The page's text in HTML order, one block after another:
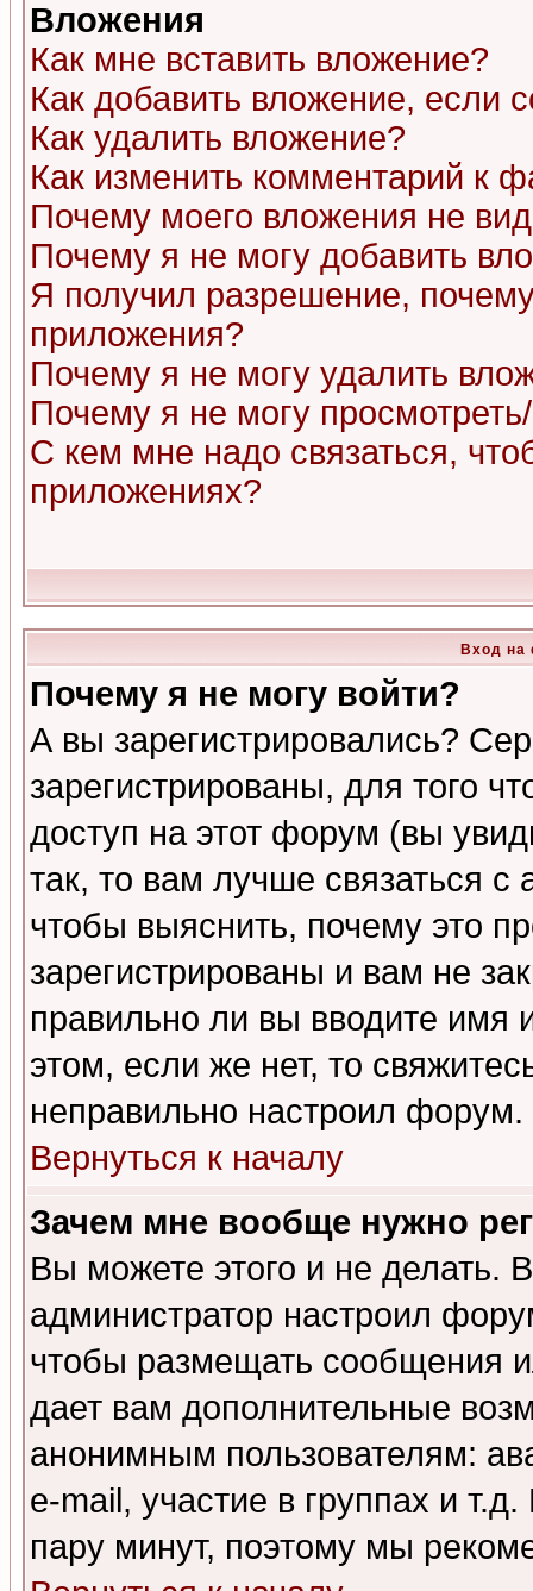
Вложения
Как мне вставить вложение?
Как добавить вложение, если
Как удалить вложение?
Как изменить комментарий к
Почему моего вложения не
Почему я не могу добавить
Я получил разрешение,
приложения?
Почему я не могу удалить
Почему я не могу
С кем мне надо связаться,
приложениях?
Вход на
Почему я не могу войти?
А вы зарегистрировались?
зарегистрированы, для того
доступ на этот форум (вы
так, то вам лучше связаться
чтобы выяснить, почему это
зарегистрированы и вам не
правильно ли вы вводите
этом, если же нет, то
неправильно настроил форум.
Вернуться к началу
Зачем мне вообще нужно
Вы можете этого и не делать.
администратор настроил
чтобы размещать сообщения
дает вам дополнительные
анонимным пользователям:
e-mail, участие в группах и
пару минут, поэтому мы